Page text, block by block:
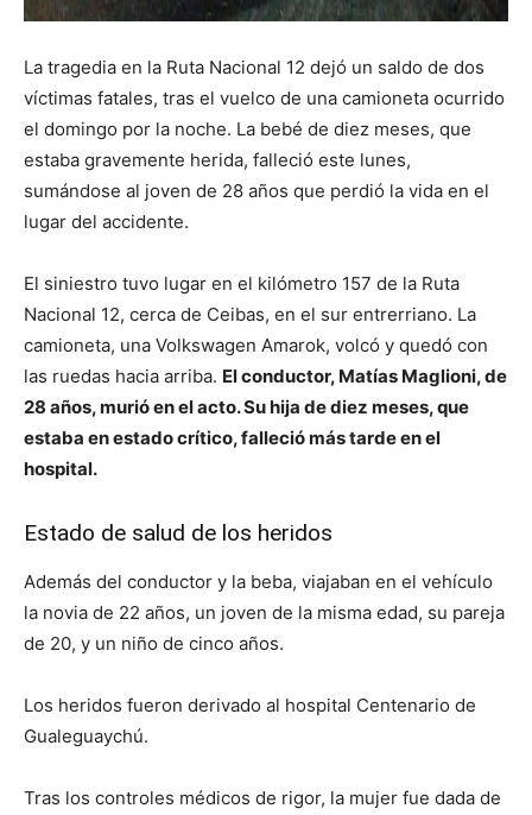
La tragedia en la Ruta Nacional 12 dejó un saldo de dos
víctimas fatales, tras el vuelco de una camioneta ocurrido
el domingo por la noche. La bebé de diez meses, que
estaba gravemente herida, falleció este lunes,
sumándose al joven de 28 años que perdió la vida en el
lugar del accidente.
El siniestro tuvo lugar en el kilómetro 157 de la Ruta
Nacional 12, cerca de Ceibas, en el sur entrerriano. La
camioneta, una Volkswagen Amarok, volcó y quedó con
las ruedas hacia arriba. El conductor, Matías Maglioni, de
28 años, murió en el acto. Su hija de diez meses, que
estaba en estado crítico, falleció más tarde en el
hospital.
Estado de salud de los heridos
Además del conductor y la beba, viajaban en el vehículo
la novia de 22 años, un joven de la misma edad, su pareja
de 20, y un niño de cinco años.
Los heridos fueron derivado al hospital Centenario de
Gualeguaychú.
Tras los controles médicos de rigor, la mujer fue dada de